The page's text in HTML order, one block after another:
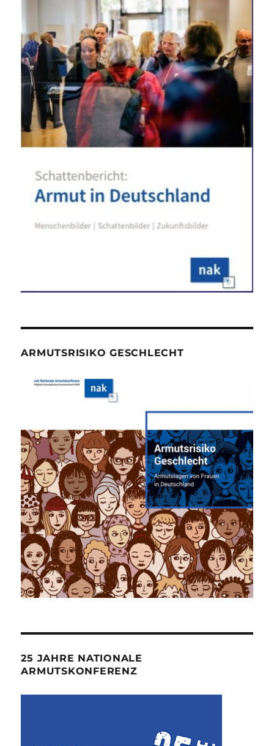
ARMUTSRISIKO GESCHLECHT
25 JAHRE NATIONALE
ARMUTSKONFERENZ